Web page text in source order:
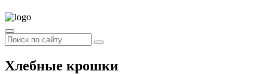
Хлебные крошки